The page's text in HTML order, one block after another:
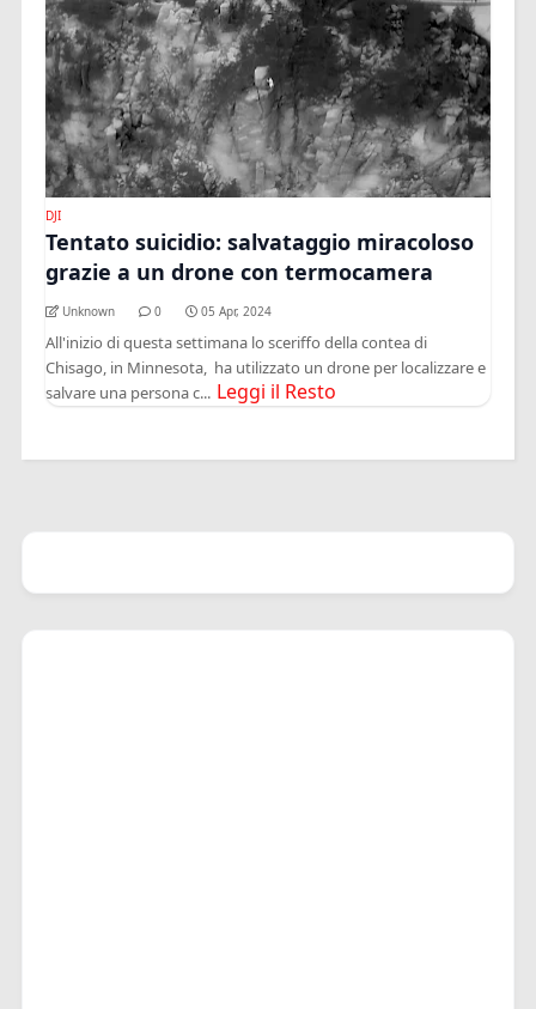
DJI
Tentato suicidio: salvataggio miracoloso
grazie a un drone con termocamera
Unknown 0 05 Apr, 2024
All'inizio di questa settimana lo sceriffo della contea di
Chisago, in Minnesota, ha utilizzato un drone per localizzare e
salvare una persona c... Leggi il Resto